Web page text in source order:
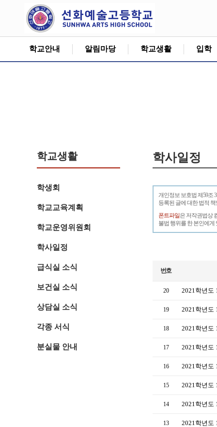
학교안내 알림마당 학교생활 입학
학교생활
학생회
학교교육계획
학교운영위원회
학사일정
급식실 소식
보건실 소식
상담실 소식
각종 서식
분실물 안내
학사일정
개인정보 보호법 제59조
등록된 글에 대한 법적
폰트파일은 저작권법상
불법 행위를 한 본인에게
번호
20 2021학년도
19 2021학년도
18 2021학년도
17 2021학년도
16 2021학년도
15 2021학년도
14 2021학년도
13 2021학년도